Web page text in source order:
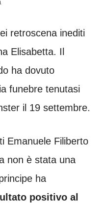
retroscena inediti
Elisabetta. Il
ha dovuto
funebre tenutasi
il 19 settembre.
Emanuele Filiberto
non è stata una
ha
positivo al